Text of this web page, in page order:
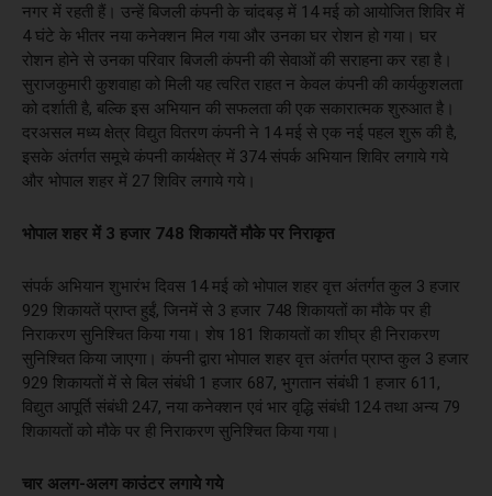
नगर में रहती हैं। उन्हें बिजली कंपनी के चांदबड़ में 14 मई को आयोजित शिविर में
4 घंटे के भीतर नया कनेक्शन मिल गया और उनका घर रोशन हो गया। घर
रोशन होने से उनका परिवार बिजली कंपनी की सेवाओं की सराहना कर रहा है।
सुराजकुमारी कुशवाहा को मिली यह त्वरित राहत न केवल कंपनी की कार्यकुशलता
को दर्शाती है, बल्कि इस अभियान की सफलता की एक सकारात्मक शुरुआत है।
दरअसल मध्य क्षेत्र विद्युत वितरण कंपनी ने 14 मई से एक नई पहल शुरू की है,
इसके अंतर्गत समूचे कंपनी कार्यक्षेत्र में 374 संपर्क अभियान शिविर लगाये गये
और भोपाल शहर में 27 शिविर लगाये गये।
भोपाल शहर में 3 हजार 748 शिकायतें मौके पर निराकृत
संपर्क अभियान शुभारंभ दिवस 14 मई को भोपाल शहर वृत्त अंतर्गत कुल 3 हजार
929 शिकायतें प्राप्त हुईं, जिनमें से 3 हजार 748 शिकायतों का मौके पर ही
निराकरण सुनिश्चित किया गया। शेष 181 शिकायतों का शीघ्र ही निराकरण
सुनिश्चित किया जाएगा। कंपनी द्वारा भोपाल शहर वृत्त अंतर्गत प्राप्त कुल 3 हजार
929 शिकायतों में से बिल संबंधी 1 हजार 687, भुगतान संबंधी 1 हजार 611,
विद्युत आपूर्ति संबंधी 247, नया कनेक्शन एवं भार वृद्धि संबंधी 124 तथा अन्य 79
शिकायतों को मौके पर ही निराकरण सुनिश्चित किया गया।
चार अलग-अलग काउंटर लगाये गये